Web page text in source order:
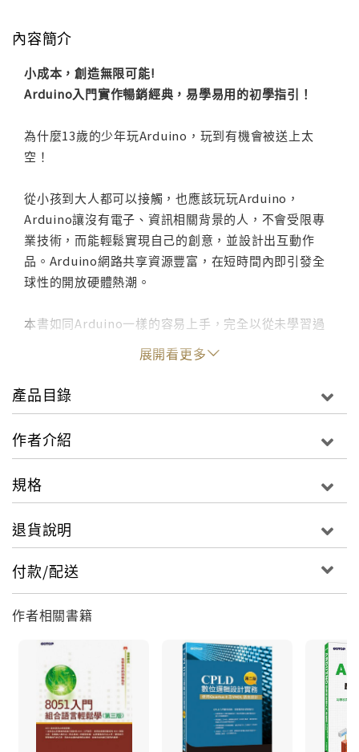
內容簡介
小成本，創造無限可能!
Arduino入門實作暢銷經典，易學易用的初學指引！
為什麼13歲的少年玩Arduino，玩到有機會被送上太
空！
從小孩到大人都可以接觸，也應該玩玩Arduino，
Arduino讓沒有電子、資訊相關背景的人，不會受限專
業技術，而能輕鬆實現自己的創意，並設計出互動作
品。Arduino網路共享資源豐富，在短時間內即引發全
球性的開放硬體熱潮。
本書如同Arduino一樣的容易上手，完全以從未學習過
電子、資訊相關知識的初學者角度切入，設計出多元的
實作內容，成為入門與專題應用的最佳指引。專題實作
單元皆包含【相關知識】、【函式說明】、【實作練
習】三大部份，在【相關知識】中先說明完成專題實作
Arduino函式功能及用法，最後的【實作練習】則融入
的感測器等超過200個實用範例及練習，學習者只需結
有趣又好玩的互動作品。
從入門、應用到專題實作，
現在，就開始輕鬆的玩好Arduino！
可輕鬆上手。本書延續Arduino精神，強調實作玩創
意，而不是在設計程式，實作練習簡單並有詳細解說。
‧實作成本低：本書使用的硬體為Arduino UNO板，成
本低，軟體可在官網下載，全書所需周邊元件（不含感
展開看更多
產品目錄
作者介紹
規格
退貨說明
付款/配送
作者相關書籍